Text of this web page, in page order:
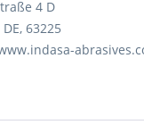
4 D
63225